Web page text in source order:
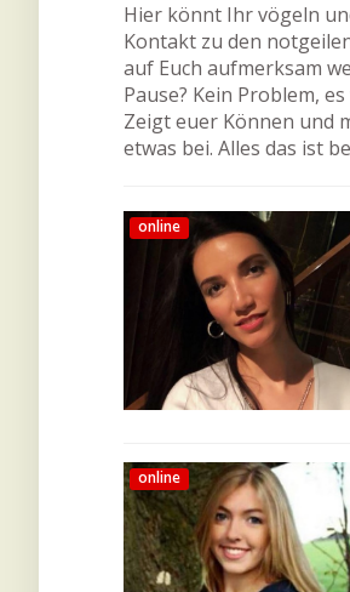
Hier könnt Ihr vögeln
Kontakt zu den
auf Euch aufmerksam
Pause? Kein Problem,
Zeigt euer Können und
etwas bei. Alles das ist
online
online